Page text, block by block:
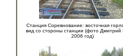
Станция Соревнование: восточная
вид со стороны станции (фото
2006 год)